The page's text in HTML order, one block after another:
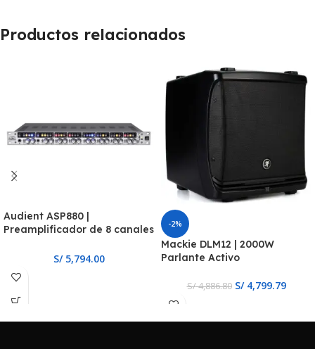
Productos relacionados
Audient ASP880 |
Preamplificador de 8 canales
S/5,794.00
-2%
Mackie DLM12 | 2000W
Parlante Activo
S/4,886.80 S/4,799.79